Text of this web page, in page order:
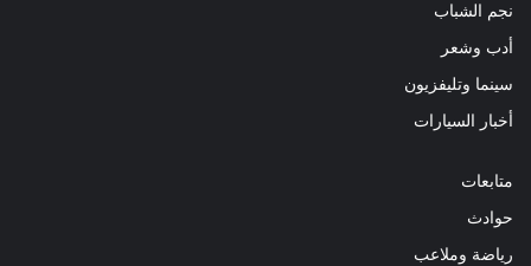
نجم الشباب
أدب وشعر
سينما وتليفزيون
أخبار السيارات
متابعات
حوادث
رياضة وملاعب